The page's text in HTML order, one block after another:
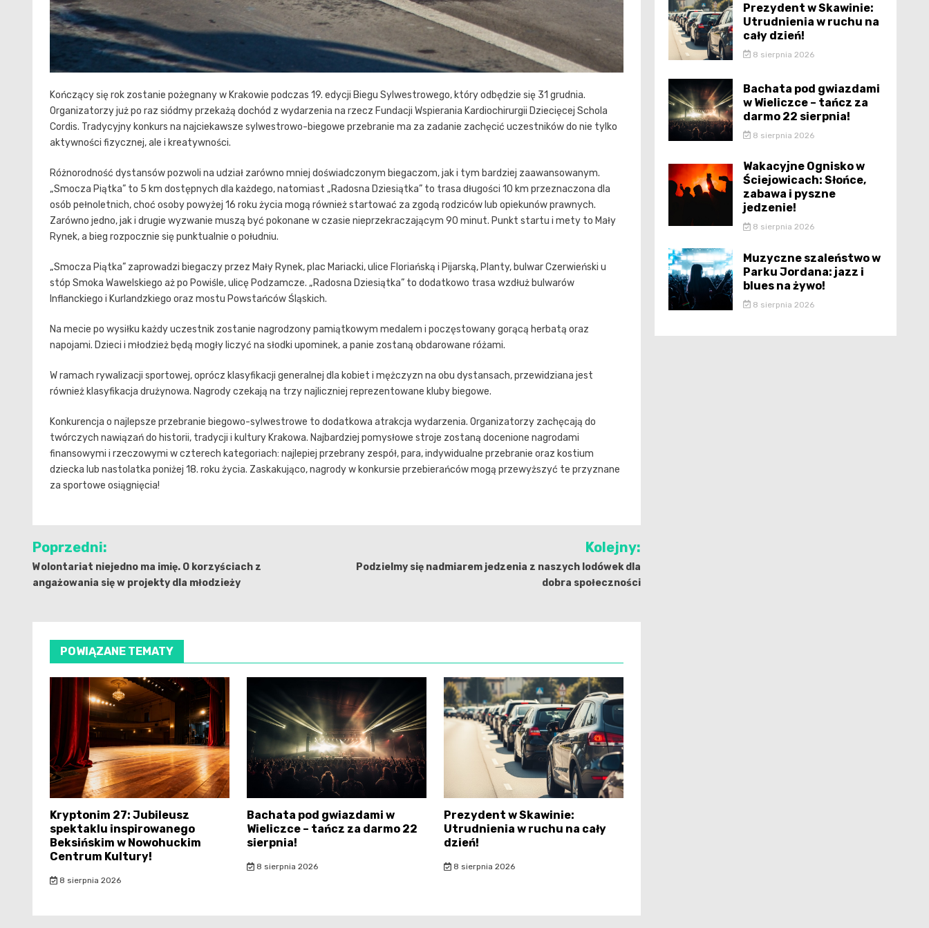
Kończący się rok zostanie pożegnany w Krakowie podczas 19. edycji Biegu Sylwestrowego, który odbędzie się 31 grudnia.
Organizatorzy już po raz siódmy przekażą dochód z wydarzenia na rzecz Fundacji Wspierania Kardiochirurgii Dziecięcej Schola
Cordis. Tradycyjny konkurs na najciekawsze sylwestrowo-biegowe przebranie ma za zadanie zachęcić uczestników do nie tylko
aktywności fizycznej, ale i kreatywności.
Różnorodność dystansów pozwoli na udział zarówno mniej doświadczonym biegaczom, jak i tym bardziej zaawansowanym.
„Smocza Piątka” to 5 km dostępnych dla każdego, natomiast „Radosna Dziesiątka” to trasa długości 10 km przeznaczona dla
osób pełnoletnich, choć osoby powyżej 16 roku życia mogą również startować za zgodą rodziców lub opiekunów prawnych.
Zarówno jedno, jak i drugie wyzwanie muszą być pokonane w czasie nieprzekraczającym 90 minut. Punkt startu i mety to Mały
Rynek, a bieg rozpocznie się punktualnie o południu.
„Smocza Piątka” zaprowadzi biegaczy przez Mały Rynek, plac Mariacki, ulice Floriańską i Pijarską, Planty, bulwar Czerwieński u
stóp Smoka Wawelskiego aż po Powiśle, ulicę Podzamcze. „Radosna Dziesiątka” to dodatkowo trasa wzdłuż bulwarów
Inflanckiego i Kurlandzkiego oraz mostu Powstańców Śląskich.
Na mecie po wysiłku każdy uczestnik zostanie nagrodzony pamiątkowym medalem i poczęstowany gorącą herbatą oraz
napojami. Dzieci i młodzież będą mogły liczyć na słodki upominek, a panie zostaną obdarowane różami.
W ramach rywalizacji sportowej, oprócz klasyfikacji generalnej dla kobiet i mężczyzn na obu dystansach, przewidziana jest
również klasyfikacja drużynowa. Nagrody czekają na trzy najliczniej reprezentowane kluby biegowe.
Konkurencja o najlepsze przebranie biegowo-sylwestrowe to dodatkowa atrakcja wydarzenia. Organizatorzy zachęcają do
twórczych nawiązań do historii, tradycji i kultury Krakowa. Najbardziej pomysłowe stroje zostaną docenione nagrodami
finansowymi i rzeczowymi w czterech kategoriach: najlepiej przebrany zespół, para, indywidualne przebranie oraz kostium
dziecka lub nastolatka poniżej 18. roku życia. Zaskakująco, nagrody w konkursie przebierańców mogą przewyższyć te przyznane
za sportowe osiągnięcia!
Nawigacja
wpisu
Poprzedni:
Wolontariat niejedno ma imię. O korzyściach z
angażowania się w projekty dla młodzieży
Kolejny:
Podzielmy się nadmiarem jedzenia z naszych lodówek dla
dobra społeczności
POWIĄZANE TEMATY
Kryptonim 27: Jubileusz
spektaklu inspirowanego
Beksińskim w Nowohuckim
Centrum Kultury!
8 sierpnia 2026
Bachata pod gwiazdami w
Wieliczce – tańcz za darmo 22
sierpnia!
8 sierpnia 2026
Prezydent w Skawinie:
Utrudnienia w ruchu na cały
dzień!
8 sierpnia 2026
Prezydent w Skawinie:
Utrudnienia w ruchu na
cały dzień!
8 sierpnia 2026
Bachata pod gwiazdami
w Wieliczce – tańcz za
darmo 22 sierpnia!
8 sierpnia 2026
Wakacyjne Ognisko w
Ściejowicach: Słońce,
zabawa i pyszne
jedzenie!
8 sierpnia 2026
Muzyczne szaleństwo w
Parku Jordana: jazz i
blues na żywo!
8 sierpnia 2026